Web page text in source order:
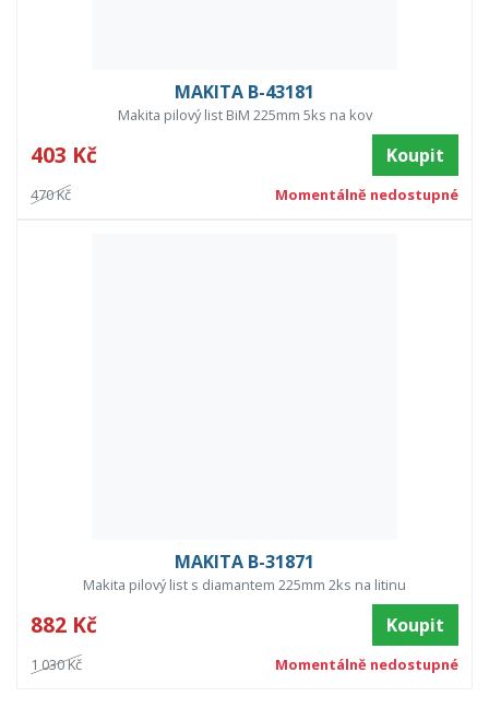
MAKITA B-43181
Makita pilový list BiM 225mm 5ks na kov
403 Kč Koupit
470 Kč Momentálně nedostupné
MAKITA B-31871
Makita pilový list s diamantem 225mm 2ks na litinu
882 Kč Koupit
1 030 Kč Momentálně nedostupné